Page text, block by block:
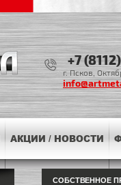
+7
г. Псков,
АКЦИИ / НОВОСТИ
СОБСТВЕННОЕ